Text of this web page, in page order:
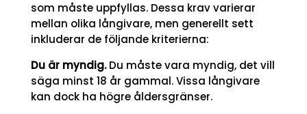
som måste uppfyllas. Dessa krav varierar
mellan olika långivare, men generellt sett
inkluderar de följande kriterierna:
Du är myndig.Du måste vara myndig, det vill
säga minst 18 år gammal. Vissa långivare
kan dock ha högre åldersgränser.